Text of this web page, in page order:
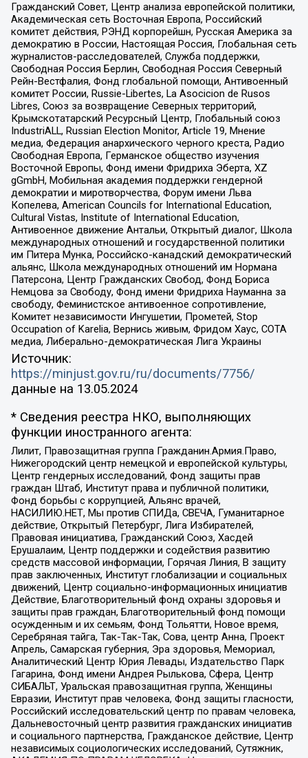
Гражданский Совет, Центр анализа европейской политики,
Академическая сеть Восточная Европа, Российский
комитет действия, РЭНД корпорейшн, Русская Америка за
демократию в России, Настоящая Россия, Глобальная сеть
журналистов-расследователей, Служба поддержки,
Свободная Россия Берлин, Свободная Россия Северный
Рейн-Вестфалия, Фонд глобальной помощи, Антивоенный
комитет России, Russie-Libertes, La Asocicion de Rusos
Libres, Союз за возвращение Северных территорий,
Крымскотатарский Ресурсный Центр, Глобальный союз
IndustriALL, Russian Election Monitor, Article 19, Мнение
медиа, Федерация анархического черного креста, Радио
Свободная Европа, Германское общество изучения
Восточной Европы, Фонд имени Фридриха Эберта, XZ
gGmbH, Мобильная академия поддержки гендерной
демократии и миротворчества, Форум имени Льва
Копелева, American Councils for International Education,
Cultural Vistas, Institute of International Education,
Антивоенное движение Антальи, Открытый диалог, Школа
международных отношений и государственной политики
им Питера Мунка, Российско-канадский демократический
альянс, Школа международных отношений им Нормана
Патерсона, Центр Гражданских Свобод, Фонд Бориса
Немцова за Свободу, Фонд имени Фридриха Науманна за
свободу, Феминистское антивоенное сопротивление,
Комитет независимости Ингушетии, Прометей, Stop
Occupation of Karelia, Вернись живым, Фридом Хаус, СОТА
медиа, Либерально-демократическая Лига Украины
Источник:
https://minjust.gov.ru/ru/documents/7756/
данные на 13.05.2024
* Сведения реестра НКО, выполняющих
функции иностранного агента:
Лилит, Правозащитная группа Гражданин.Армия.Право,
Нижегородский центр немецкой и европейской культуры,
Центр гендерных исследований, Фонд защиты прав
граждан Штаб, Институт права и публичной политики,
Фонд борьбы с коррупцией, Альянс врачей,
НАСИЛИЮ.НЕТ, Мы против СПИДа, СВЕЧА, Гуманитарное
действие, Открытый Петербург, Лига Избирателей,
Правовая инициатива, Гражданский Союз, Хасдей
Ерушалаим, Центр поддержки и содействия развитию
средств массовой информации, Горячая Линия, В защиту
прав заключенных, Институт глобализации и социальных
движений, Центр социально-информационных инициатив
Действие, Благотворительный фонд охраны здоровья и
защиты прав граждан, Благотворительный фонд помощи
осужденным и их семьям, Фонд Тольятти, Новое время,
Серебряная тайга, Так-Так-Так, Сова, центр Анна, Проект
Апрель, Самарская губерния, Эра здоровья, Мемориал,
Аналитический Центр Юрия Левады, Издательство Парк
Гагарина, Фонд имени Андрея Рылькова, Сфера, Центр
СИБАЛЬТ, Уральская правозащитная группа, Женщины
Евразии, Институт прав человека, Фонд защиты гласности,
Российский исследовательский центр по правам человека,
Дальневосточный центр развития гражданских инициатив
и социального партнерства, Гражданское действие, Центр
независимых социологических исследований, Сутяжник,